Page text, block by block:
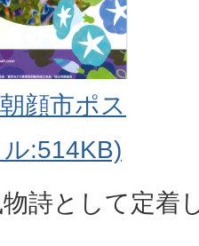
顔市ポス
:514KB)
詩として定着